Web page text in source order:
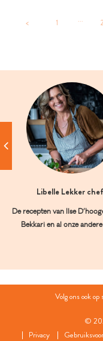
< 1 ...
Libelle Lekker
De recepten van Ilse
Bekkari en al onze
Volg ons ook
©
Privacy